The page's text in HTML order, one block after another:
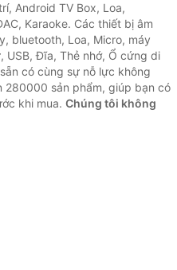
Android TV Box, Loa,
Karaoke. Các thiết bị âm
bluetooth, Loa, Micro, máy
USB, Đĩa, Thẻ nhớ, Ổ cứng di
có cùng sự nỗ lực không
280000 sản phẩm, giúp bạn có
khi mua. Chúng tôi không